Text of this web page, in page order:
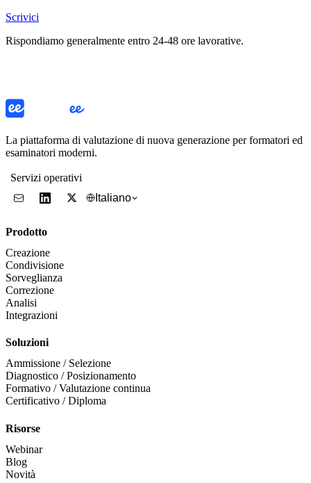
Scrivici
Rispondiamo generalmente entro 24-48 ore lavorative.
La piattaforma di valutazione di nuova generazione per formatori ed
esaminatori moderni.
Servizi operativi
Italiano
Prodotto
Creazione
Condivisione
Sorveglianza
Correzione
Analisi
Integrazioni
Soluzioni
Ammissione / Selezione
Diagnostico / Posizionamento
Formativo / Valutazione continua
Certificativo / Diploma
Risorse
Webinar
Blog
Novità